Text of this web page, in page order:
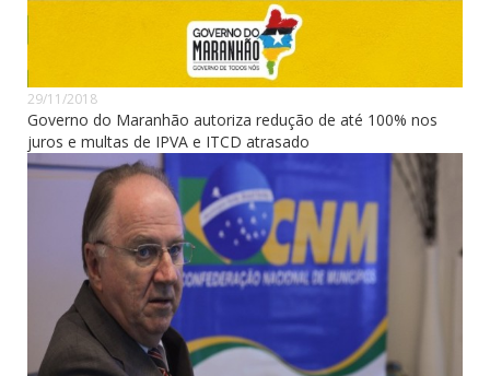
29/11/2018
Governo do Maranhão autoriza redução de até 100% nos
juros e multas de IPVA e ITCD atrasado